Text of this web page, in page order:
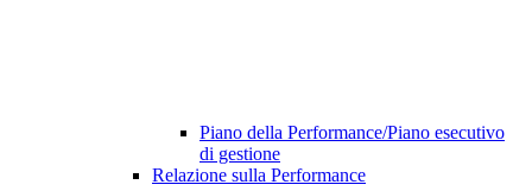
Piano della Performance/Piano esecutivo
di gestione
Relazione sulla Performance